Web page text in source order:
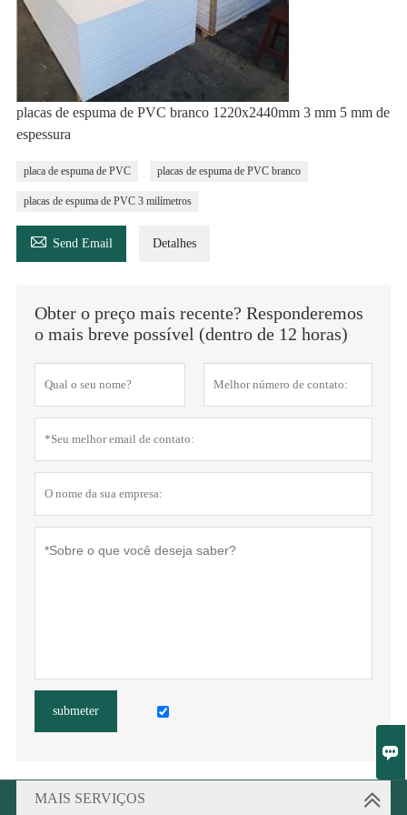

placas de espuma de PVC branco 1220x2440mm 3 mm 5 mm de
espessura
placa de espuma de PVC placas de espuma de PVC branco
placas de espuma de PVC 3 milímetros
 Send Email Detalhes
Obter o preço mais recente? Responderemos
o mais breve possível (dentro de 12 horas)
submeter
MAIS SERVIÇOS